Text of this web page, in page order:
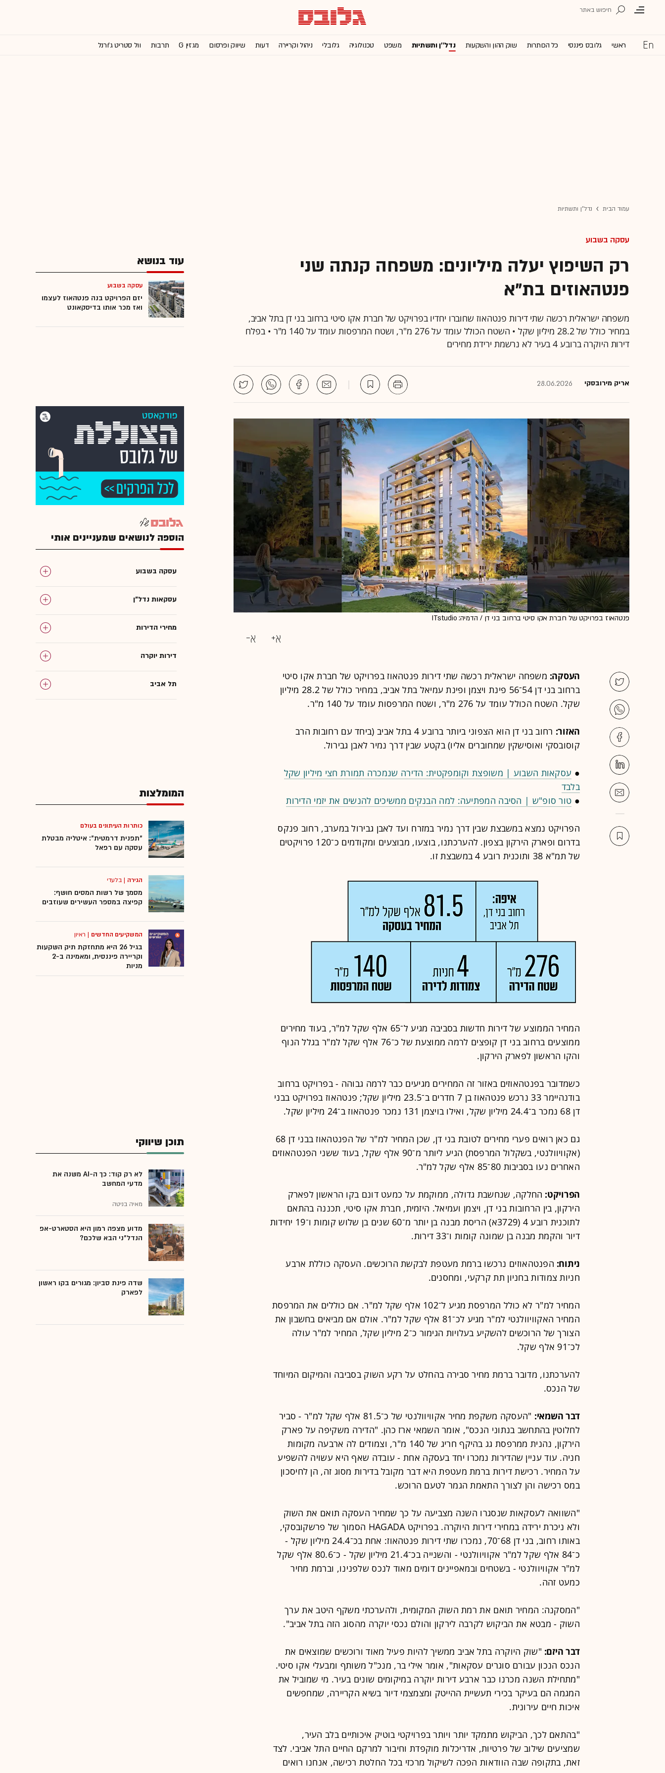
ראשי גלובס פיננסי כל הכותרות שוק ההון והשקעות נדל''ן ותשתיות משפט טכנולוגיה גלובלי ניהול וקריירה דעות שיווק ופרסום מגזין G תרבות וול סטריט ג'ורנל
עמוד הבית נדל"ן ותשתיות
עסקה בשבוע
רק השיפוץ יעלה מיליונים: משפחה קנתה שני
פנטהאוזים בת"א
משפחה ישראלית רכשה שתי דירות פנטהאוז שחוברו יחדיו בפרויקט של חברת אקו סיטי ברחוב בני דן בתל אביב,
במחיר כולל של 28.2 מיליון שקל • השטח הכולל עומד על 276 מ"ר, ושטח המרפסות עומד על 140 מ"ר • בפלח
דירות היוקרה ברובע 4 בעיר לא נרשמת ירידת מחירים
אריק מירובסקי 28.06.2026
פנטהאוז בפרויקט של חברת אקו סיטי ברחוב בני דן / הדמיה: ITstudio
העסקה: משפחה ישראלית רכשה שתי דירות פנטהאוז בפרויקט של חברת אקו סיטי
ברחוב בני דן 54־56 פינת ויצמן ופינת עמיאל בתל אביב, במחיר כולל של 28.2 מיליון
שקל. השטח הכולל עומד על 276 מ"ר, ושטח המרפסות עומד על 140 מ"ר.
האזור:
רחוב בני דן הוא הצפוני ביותר ברובע 4 בתל אביב (ביחד עם רחובות הרב
קוסובסקי ואוסישקין שמחוברים אליו) בקטע שבין דרך נמיר לאבן גבירול.
● עסקאות השבוע | משופצת וקומפקטית: הדירה שנמכרה תמורת חצי מיליון שקל
בלבד
● טור סופ"ש | הסיבה המפתיעה: למה הבנקים ממשיכים להנשים את יזמי הדירות
הפרויקט נמצא במשבצת שבין דרך נמיר במזרח ועד לאבן גבירול במערב, רחוב פנקס
בדרום ופארק הירקון בצפון. להערכתנו, בוצעו, מבוצעים ומקודמים כ־120 פרויקטים
של תמ"א 38 ותוכנית רובע 4 במשבצת זו.
המחיר הממוצע של דירות חדשות בסביבה מגיע ל־65 אלף שקל למ"ר, בעוד מחירים
ממוצעים ברחוב בני דן קופצים לרמה ממוצעת של כ־76 אלף שקל למ"ר בגלל הנוף
והקו הראשון לפארק הירקון.
כשמדובר בפנטהאוזים באזור זה המחירים מגיעים כבר לרמה גבוהה - בפרויקט ברחוב
בודנהיימר 33 נרכש פנטהאוז בן 7 חדרים ב־23.5 מיליון שקל; פנטהאוז בפרויקט בבני
דן 68 נמכר ב־24.4 מיליון שקל, ואילו בויצמן 131 נמכר פנטהאוז ב־24 מיליון שקל.
גם כאן רואים פערי מחירים לטובת בני דן, שכן המחיר למ"ר של הפנטהאוז בבני דן 68
(אקוויוולנטי, בשקלול המרפסת) הגיע ליותר מ־90 אלף שקל, בעוד ששני הפנטהאוזים
האחרים נעו בסביבות 80־85 אלף שקל למ"ר.
הפרויקט: החלקה, שנחשבת גדולה, ממוקמת על כמעט דונם בקו הראשון לפארק
הירקון, בין הרחובות בני דן, ויצמן ועמיאל. היזמית, חברת אקו סיטי, תכננה בהתאם
לתוכנית רובע 4 (3729א) הריסת מבנה בן יותר מ־60 שנים בן שלוש קומות ו־19 יחידות
דיור והקמת מבנה בן שמונה קומות ו־33 דירות.
ניתוח: הפנטהאוזים נרכשו ברמת מעטפת לבקשת הרוכשים. העסקה כוללת ארבע
חניות צמודות בחניון תת קרקעי, ומחסנים.
המחיר למ"ר לא כולל המרפסת מגיע ל־102 אלף שקל למ"ר. אם כוללים את המרפסת
המחיר האקוויוולנטי למ"ר מגיע לכ־81 אלף שקל למ"ר. אולם אם מביאים בחשבון את
הצורך של הרוכשים להשקיע בעלויות הגימור כ־2 מיליון שקל, המחיר למ"ר עולה
לכ־91 אלף שקל.
להערכתנו, מדובר ברמת מחיר סבירה בהחלט על רקע השוק בסביבה והמיקום המיוחד
של הנכס.
דבר השמאי:
"העסקה משקפת מחיר אקוויוולנטי של כ־81.5 אלף שקל למ"ר - סביר
לחלוטין בהתחשב בנתוני הנכס", אומר השמאי ארז כהן. "הדירה משקיפה על פארק
הירקון, נהנית ממרפסת גג בהיקף חריג של 140 מ"ר, וצמודים לה ארבעה מקומות
חניה. עוד עניין שהדירות נמכרו יחד בעסקה אחת - עובדה שאף היא עשויה להשפיע
על המחיר. רכישת דירות ברמת מעטפת היא דבר מקובל בדירות מסוג זה, הן לחיסכון
במס רכישה והן לצורך התאמת הגמר לטעם הרוכש.
"השוואה לעסקאות שנסגרו השנה מצביעה על כך שמחיר העסקה תואם את השוק
ולא ניכרת ירידה במחירי דירות היוקרה. בפרויקט HAGADA הסמוך של פרשקובסקי,
באותו רחוב, בני דן 68־70, נמכרו שתי דירות פנטהאוז: אחת בכ־24.4 מיליון שקל -
כ־84 אלף שקל למ"ר אקוויוולנטי - והשנייה בכ־21.4 מיליון שקל - כ־80.6 אלף שקל
למ"ר אקוויוולנטי - בשטחים ובמאפיינים דומים מאוד לנכס שלפנינו, וברמת מחיר
כמעט זהה.
"המסקנה: המחיר תואם את רמת השוק המקומית, ולהערכתי משקף היטב את ערך
השוק - מבטא את הביקוש לקרבה לירקון והולם נכסי יוקרה מהסוג הזה בתל אביב".
דבר היזם: "שוק היוקרה בתל אביב ממשיך להיות פעיל מאוד ורוכשים שמוצאים את
הנכס הנכון עבורם סוגרים עסקאות", אומר אילי בר, מנכ"ל משותף ומבעלי אקו סיטי.
"מתחילת השנה מכרנו כבר ארבע דירות יוקרה במיקומים שונים בעיר. מי שמוביל את
המגמה הם בעיקר בכירי תעשיית ההייטק ומצמצמי דיור בשיא הקריירה, שמחפשים
איכות חיים עירונית.
"בהתאם לכך, הביקוש מתמקד יותר ויותר בפרויקטי בוטיק איכותיים בלב העיר,
שמציעים שילוב של פרטיות, אדריכלות מוקפדת וחיבור למרקם החיים התל אביבי. לצד
זאת, בתקופה שבה הוודאות הפכה לשיקול מרכזי בכל החלטת רכישה, אנחנו רואים
עוד בנושא
עסקה בשבוע
יזם הפרויקט בנה פנטהאוז לעצמו
ואז מכר אותו בדיסקאונט
הוספה לנושאים שמעניינים אותי
עסקה בשבוע
עסקאות נדל"ן
מחירי הדירות
דירות יוקרה
תל אביב
שוק הדיור
המומלצות
המומלצות
כותרות העיתונים בעולם
"תפנית דרמטית": איטליה מבטלת
עסקה עם רפאל
הגירה |בלעדי
מסמך של רשות המסים חושף:
קפיצה במספר העשירים שעוזבים
המשקיעים החדשים | ראיון
בגיל 26 היא מתחזקת תיק השקעות
וקריירה פיננסית, ומאמינה ב-2
מניות
תוכן שיווקי
לא רק קוד: כך ה-AI משנה את
מדעי המחשב
מאיה בניטה
מדוע מצפה רמון היא הסטארט-אפ
הנדל"ני הבא שלכם?
שדה פינת סביון: מגורים בקו ראשון
לפארק